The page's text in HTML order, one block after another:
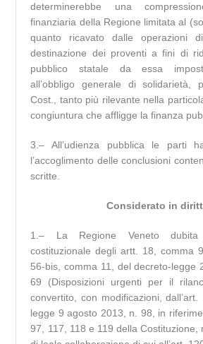
determinerebbe una
finanziaria della Regione limitata al
quanto ricavato dalle operazioni
destinazione dei proventi a fini di
pubblico statale da essa
all’obbligo generale di solidarietà,
Cost., tanto più rilevante nella
congiuntura che affligge la finanza
3.– All’udienza pubblica le parti
l’accoglimento delle conclusioni
scritte.
Considerato in
1.– La Regione Veneto dubita
costituzionale degli artt. 18, comma
56-bis, comma 11, del decreto-legge
69 (Disposizioni urgenti per il
convertito, con modificazioni,
legge 9 agosto 2013, n. 98, in
97, 117, 118 e 119 della Costituzione,